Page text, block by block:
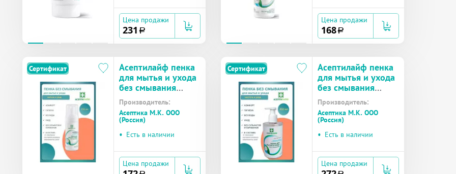
Цена продажи
231 a
Цена продажи
168a
Сертификат
Асептилайф пенка
для мытья и ухода
без смывания
фл.150мл №1
Производитель:
Асептика М.К. ООО
(Россия)
• Есть в наличии
Цена продажи
Сертификат
Асептилайф пенка
для мытья и ухода
без смывания
фл.450мл №1
Производитель:
Асептика М.К. ООО
(Россия)
• Есть в наличии
Цена продажи